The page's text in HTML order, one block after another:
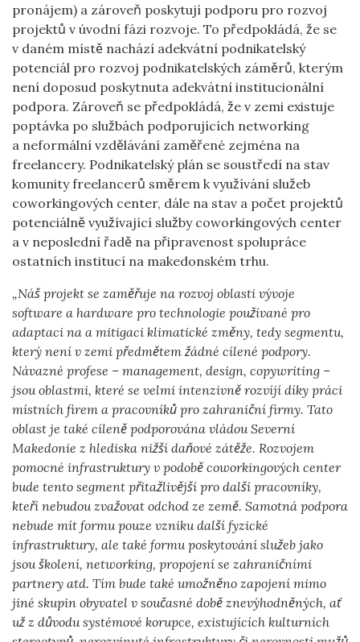
pronájem) a zároveň poskytují podporu pro rozvoj
projektů v úvodní fázi rozvoje. To předpokládá, že se
v daném místě nachází adekvátní podnikatelský
potenciál pro rozvoj podnikatelských záměrů, kterým
není doposud poskytnuta adekvátní institucionální
podpora. Zároveň se předpokládá, že v zemi existuje
poptávka po službách podporujících networking
a neformální vzdělávání zaměřené zejména na
freelancery. Podnikatelský plán se soustředí na stav
komunity freelancerů směrem k využívání služeb
coworkingových center, dále na stav a počet projektů
potenciálně využívající služby coworkingových center
a v neposlední řadě na připravenost spolupráce
ostatních institucí na makedonském trhu.
„Náš projekt se zaměřuje na rozvoj oblasti vývoje
software a hardware pro technologie používané pro
adaptaci na a mitigaci klimatické změny, tedy segmentu,
který není v zemi předmětem žádné cílené podpory.
Návazné profese – management, design, copywriting –
jsou oblastmi, které se velmi intenzivně rozvíjí díky práci
místních firem a pracovníků pro zahraniční firmy. Tato
oblast je také cíleně podporována vládou Severní
Makedonie z hlediska nižší daňové zátěže. Rozvojem
pomocné infrastruktury v podobě coworkingových center
bude tento segment přitažlivější pro další pracovníky,
kteří nebudou zvažovat odchod ze země. Samotná podpora
nebude mít formu pouze vzniku další fyzické
infrastruktury, ale také formu poskytování služeb jako
jsou školení, networking, propojení se zahraničními
partnery atd. Tím bude také umožněno zapojení mimo
jiné skupin obyvatel v současné době znevýhodněných, ať
už z důvodu systémové korupce, existujících kulturních